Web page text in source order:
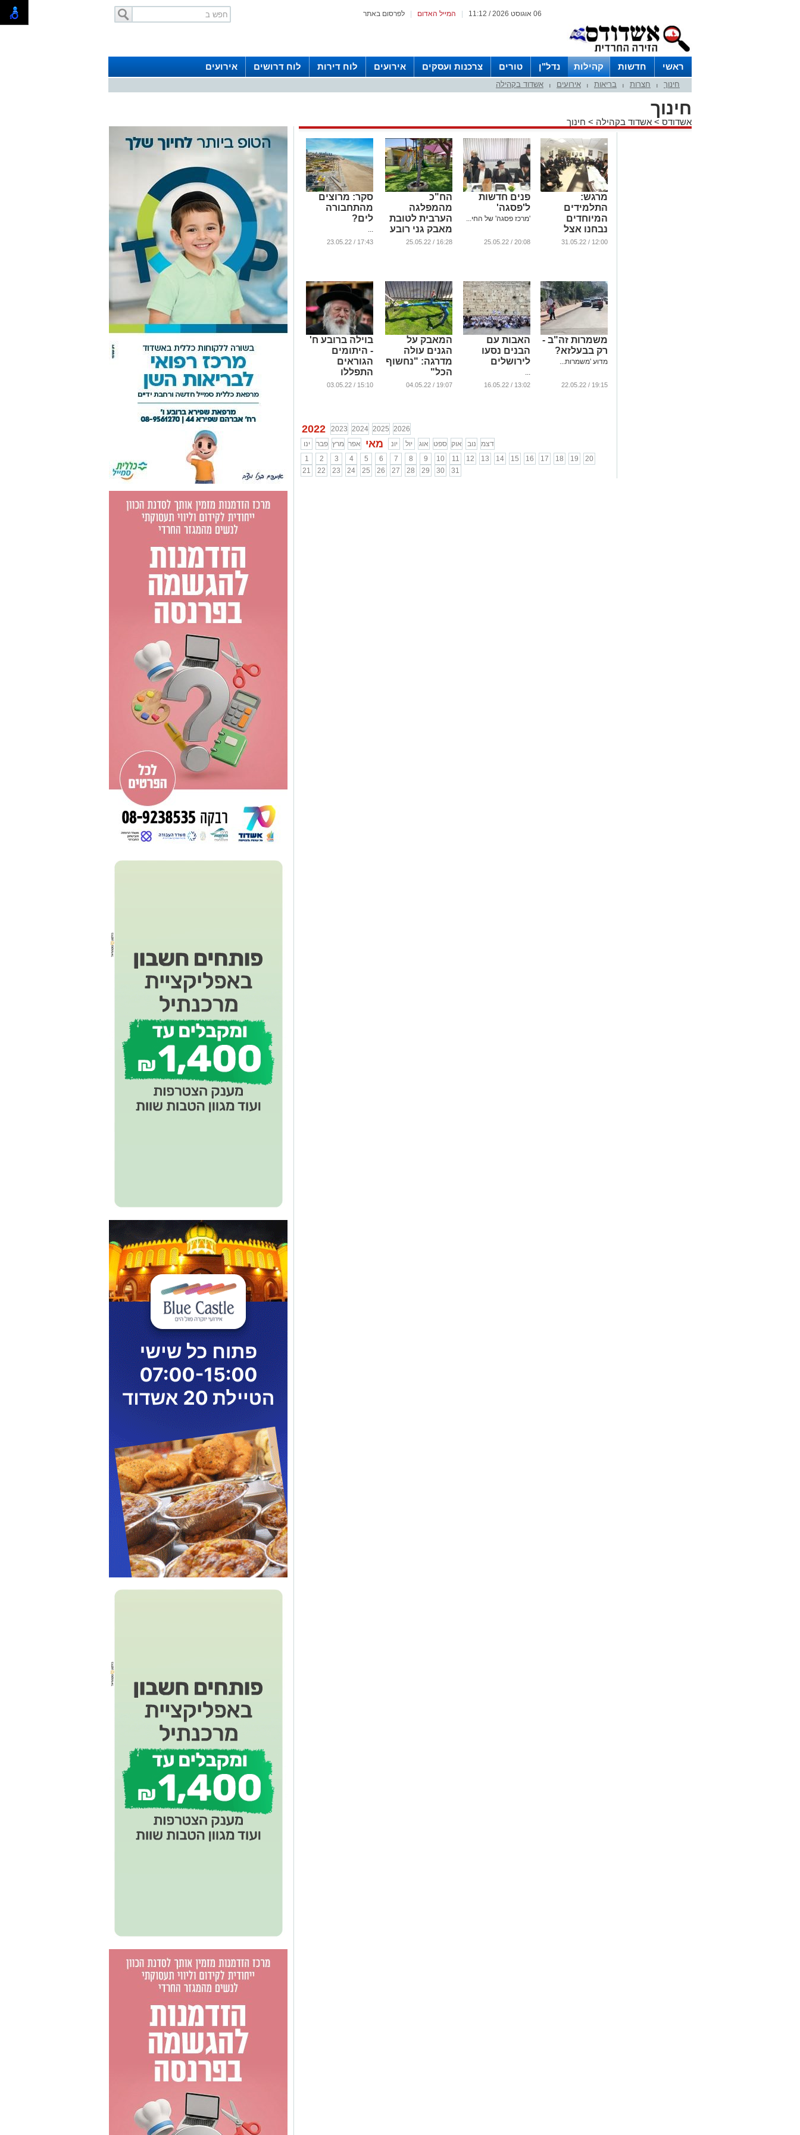
לפרסום באתר המייל האדום 06 אוגוסט 2026 / 11:12
ראשי חדשות קהילות נדל"ן טורים צרכנות ועסקים אירועים לוח דירות לוח דרושים אירועים
חינוך חצרות בריאות אירועים אשדוד בקהילה
חינוך
אשדודס > אשדוד בקהילה > חינוך
מרגש:
התלמידים
המיוחדים
נבחנו אצל
הראשל"צ
12:00 / 31.05.22
פנים חדשות
ל'פסגה'
'מרכז פסגה' של החי...
20:08 / 25.05.22
הח"כ
מהמפלגה
הערבית לטובת
מאבק גני רובע
ג'
16:28 / 25.05.22
סקר: מרוצים
מהתחבורה
לים?
...
17:43 / 23.05.22
משמרות זה"ב -
רק בבעלזא?
מדוע 'משמרות...
19:15 / 22.05.22
האבות עם
הבנים נסעו
לירושלים
...
13:02 / 16.05.22
המאבק על
הגנים עולה
מדרגה: "נחשוף
הכל"
...
19:07 / 04.05.22
בוילה ברובע ח'
- היתומים
הגוראים
התפללו
לרפואת הנגיד
15:10 / 03.05.22
2022 2023 2024 2025 2026
ינו
פבר מרץ אפר מאי יונ יול אוג ספט אוק נוב
דצמ
1
2 3 4 5 6 7 8 9 10 11 12 13 14 15 16 17 18 19
20
21
22 23 24 25 26 27 28 29 30 31